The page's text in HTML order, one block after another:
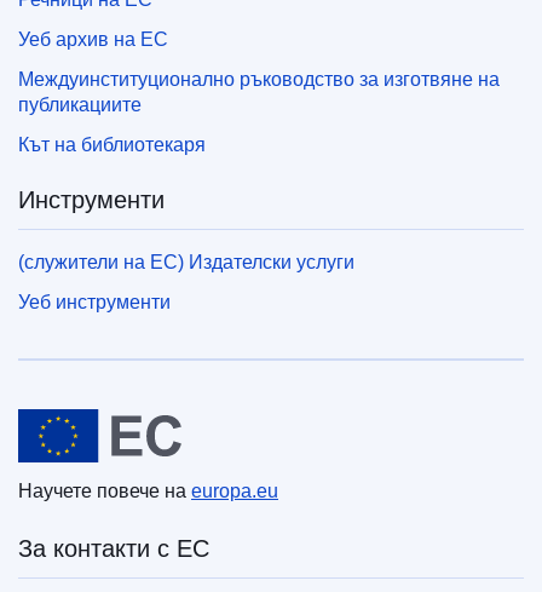
Уеб архив на ЕС
Междуинституционално ръководство за изготвяне на
публикациите
Кът на библиотекаря
Инструменти
(служители на ЕС) Издателски услуги
Уеб инструменти
Европейски съюз
Научете повече на europa.eu
За контакти с ЕС